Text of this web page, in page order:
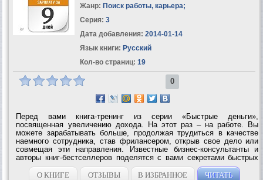
Жанр: Поиск работы, карьера;
Серия: 3
Дата добавления: 2014-01-14
Язык книги: Русский
Кол-во страниц: 19
0
Перед вами книга-тренинг из серии «Быстрые деньги»,
посвященная увеличению дохода. На этот раз – на работе. Вы
можете зарабатывать больше, продолжая трудиться в качестве
наемного сотрудника, став фрилансером, открыв свое дело или
совмещая эти направления. Известные бизнес-консультанты и
авторы книг-бестселлеров поделятся с вами секретами быстрых
денег и стремительного карьерного роста. Вас ждут девять дней
тренинга, десятки...
О КНИГЕ ОТЗЫВЫ В ИЗБРАННОЕ ЧИТАТЬ